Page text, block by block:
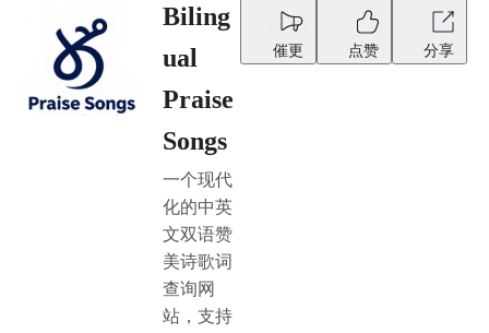
Biling
ual
Praise
Songs
一个现代
化的中英
文双语赞
美诗歌词
查询网
站，支持
催更 点赞 分享